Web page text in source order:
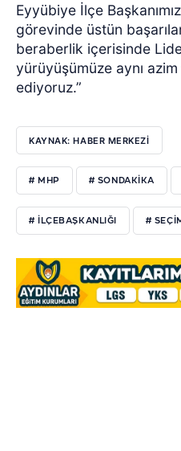
Eyyübiye İlçe
görevinde üstün
beraberlik içerisinde
yürüyüşümüze aynı
ediyoruz.”
KAYNAK: HABER MERKEZI
# MHP # SONDAKIKA
# ILÇEBAŞKANLIĞI #